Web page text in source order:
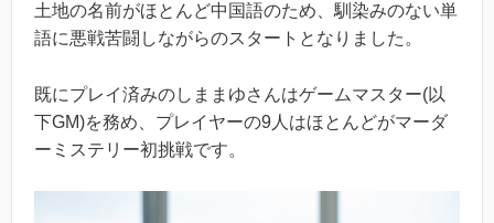
土地の名前がほとんど中国語のため、馴染みのない単
語に悪戦苦闘しながらのスタートとなりました。
既にプレイ済みのしままゆさんはゲームマスター(以
下GM)を務め、プレイヤーの9人はほとんどがマーダ
ーミステリー初挑戦です。